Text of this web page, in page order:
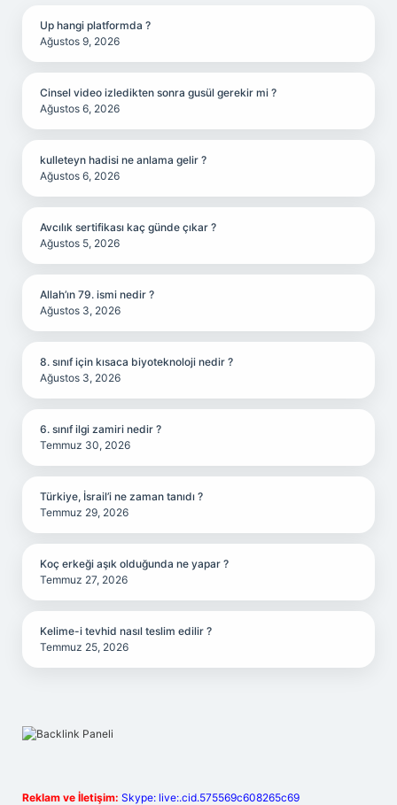
Up hangi platformda ?
Ağustos 9, 2026
Cinsel video izledikten sonra gusül gerekir mi ?
Ağustos 6, 2026
kulleteyn hadisi ne anlama gelir ?
Ağustos 6, 2026
Avcılık sertifikası kaç günde çıkar ?
Ağustos 5, 2026
Allah’ın 79. ismi nedir ?
Ağustos 3, 2026
8. sınıf için kısaca biyoteknoloji nedir ?
Ağustos 3, 2026
6. sınıf ilgi zamiri nedir ?
Temmuz 30, 2026
Türkiye, İsrail’i ne zaman tanıdı ?
Temmuz 29, 2026
Koç erkeği aşık olduğunda ne yapar ?
Temmuz 27, 2026
Kelime-i tevhid nasıl teslim edilir ?
Temmuz 25, 2026
Reklam ve İletişim: Skype: live:.cid.575569c608265c69